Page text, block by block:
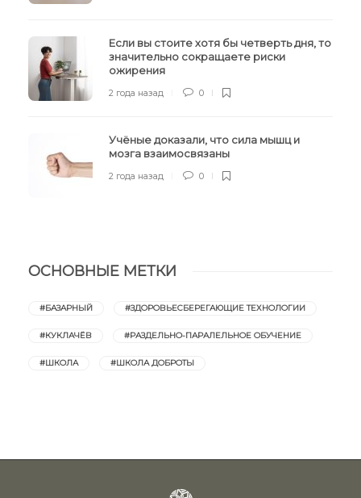
Если вы стоите хотя бы четверть дня, то
значительно сокращаете риски
ожирения
2 года назад 0
Учёные доказали, что сила мышц и
мозга взаимосвязаны
2 года назад 0
ОСНОВНЫЕ МЕТКИ
#БАЗАРНЫЙ #ЗДОРОВЬЕСБЕРЕГАЮЩИЕ ТЕХНОЛОГИИ
#КУКЛАЧЁВ #РАЗДЕЛЬНО-ПАРАЛЕЛЬНОЕ ОБУЧЕНИЕ
#ШКОЛА #ШКОЛА ДОБРОТЫ